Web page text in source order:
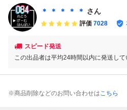
済み
済み
＊ ＊ ＊ ＊ ＊ さん
評価 7028
スピード発送
この出品者は平均24時間以内に発送して
※商品削除などのお問い合わせはこちら